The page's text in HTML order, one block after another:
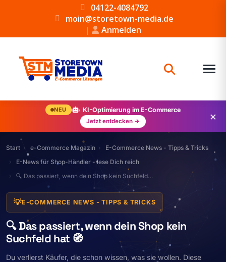
04122-4084792
moin@storetown-media.de
|
Anmelden
NEU KI-Optimierung im E-Commerce
Jetzt entdecken → ×
Start e-Commerce Magazin
E-Commerce News - Tipps & Tricks
E-News für Shop-Händler - lese Dich reich
🔍 Das passiert, wenn dein Shop kein Suchfeld…
💡E-COMMERCE NEWS - TIPPS & TRICKS
🔍 Das passiert, wenn dein Shop kein
Suchfeld hat 🧭
Du verlierst Käufer, die schon wissen, was sie wollen. Diese